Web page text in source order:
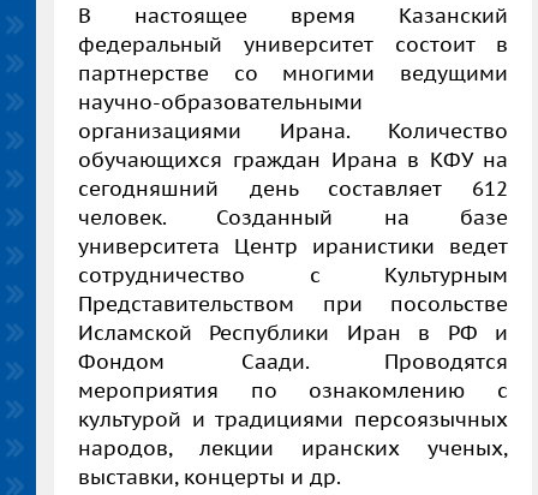
В настоящее время Казанский
федеральный университет состоит в
партнерстве со многими ведущими
научно-образовательными
организациями Ирана. Количество
обучающихся граждан Ирана в КФУ на
сегодняшний день составляет 612
человек. Созданный на базе
университета Центр иранистики ведет
сотрудничество с Культурным
Представительством при посольстве
Исламской Республики Иран в РФ и
Фондом Саади. Проводятся
мероприятия по ознакомлению с
культурой и традициями персоязычных
народов, лекции иранских ученых,
выставки, концерты и др.